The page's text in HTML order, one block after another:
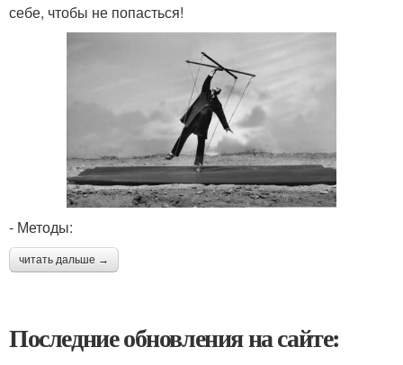
себе, чтобы не попасться!
- Методы:
читать дальше →
Последние обновления на сайте: